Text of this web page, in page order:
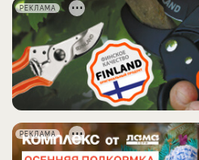
РЕКЛАМА
РЕКЛАМА